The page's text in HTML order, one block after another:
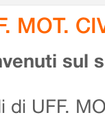
MOT.
sul
di UFF.